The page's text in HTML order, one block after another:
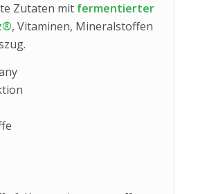
Zutaten mit fermentierter
, Vitaminen, Mineralstoffen